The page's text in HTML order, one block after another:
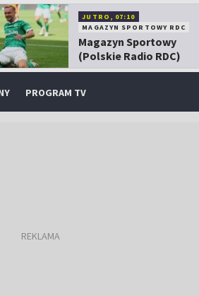
JUTRO, 07:10
MAGAZYN SPORTOWY RDC
Magazyn Sportowy
(Polskie Radio RDC)
PROGRAM TV